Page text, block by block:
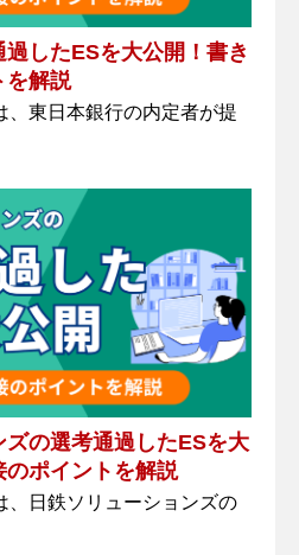
したESを大公開！書き
を解説
、東日本銀行の内定者が提
ズの選考通過したESを大
ポイントを解説
、日鉄ソリューションズの